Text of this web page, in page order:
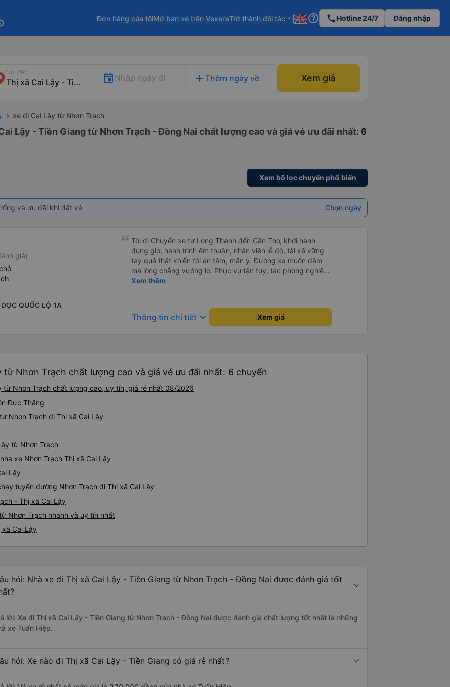
Đơn hàng của tôiMở bán vé trên VexereTrở thành đối tác arrow_drop_down help_outline phoneHotline 24/7 Đăng nhập
Nơi đến
Nhập ngày đi add Thêm ngày về Xem giá
xe đi Cai Lậy từ Nhơn Trạch
Lậy - Tiền Giang từ Nhơn Trạch - Đồng Nai chất lượng cao và giá vé ưu đãi nhất: 6
Xem bộ lọc chuyến phổ biến
và ưu đãi khi đặt vé Chọn ngày
giá)
QUỐC LỘ 1A
Tôi đi Chuyến xe từ Long Thành đến Cần Thơ, khởi hành
đúng giờ, hành trình êm thuận, nhân viên lễ độ, tài xế vững
tay quả thật khiến tôi an tâm, mãn ý. Đường xa muôn dặm
mà lòng chẳng vướng lo. Phục vụ tận tụy, tác phong nghiêm
cẩn, hiếm thấy giữa thời buổi kim tiền vội vã. Xã hội loạn đạo.
Xem thêm
Thông tin chi tiết keyboard_arrow_down Xem giá
Nhơn Trạch chất lượng cao và giá vé ưu đãi nhất: 6 chuyến
từ Nhơn Trạch chất lượng cao, uy tín, giá rẻ nhất 08/2026
Đức Thắng
Nhơn Trạch đi Thị xã Cai Lậy
từ Nhơn Trạch
xe Nhơn Trạch Thị xã Cai Lậy
Lậy
tuyến đường Nhơn Trạch đi Thị xã Cai Lậy
- Thị xã Cai Lậy
Nhơn Trạch nhanh và uy tín nhất
Cai Lậy
hỏi: Nhà xe đi Thị xã Cai Lậy - Tiền Giang từ Nhơn Trạch - Đồng Nai được đánh giá tốt
lời: Xe đi Thị xã Cai Lậy - Tiền Giang từ Nhơn Trạch - Đồng Nai được đánh giá chất lượng tốt nhất là những
xe Tuấn Hiệp.
hỏi: Xe nào đi Thị xã Cai Lậy - Tiền Giang có giá rẻ nhất?